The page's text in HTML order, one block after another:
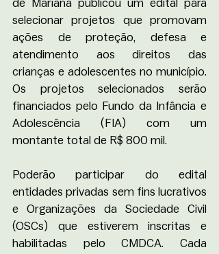
de Mariana publicou um edital para
selecionar projetos que promovam
ações de proteção, defesa e
atendimento aos direitos das
crianças e adolescentes no município.
Os projetos selecionados serão
financiados pelo Fundo da Infância e
Adolescência (FIA) com um
montante total de R$ 800 mil.
Poderão participar do edital
entidades privadas sem fins lucrativos
e Organizações da Sociedade Civil
(OSCs) que estiverem inscritas e
habilitadas pelo CMDCA. Cada